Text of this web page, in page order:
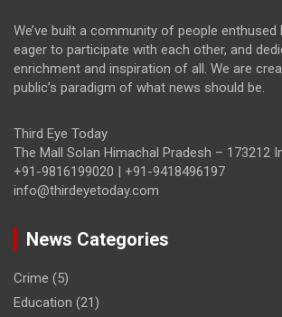
We’ve built a community of people enthused
eager to participate with each other, and
enrichment and inspiration of all. We are
public’s paradigm of what news should be.
Third Eye Today
The Mall Solan Himachal Pradesh – 173212
+91-9816199020 | +91-9418496197
info@thirdeyetoday.com
News Categories
Crime (5)
Education (21)